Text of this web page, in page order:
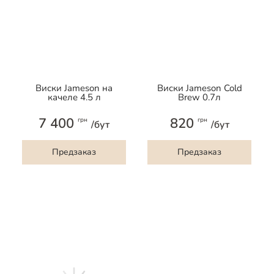
Виски Jameson на
качеле 4.5 л
7 400 грн /бут
Предзаказ
Виски Jameson Cold
Brew 0.7л
820 грн /бут
Предзаказ